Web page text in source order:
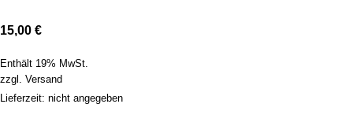
15,00 €
Enthält 19% MwSt.
zzgl. Versand
Lieferzeit: nicht angegeben